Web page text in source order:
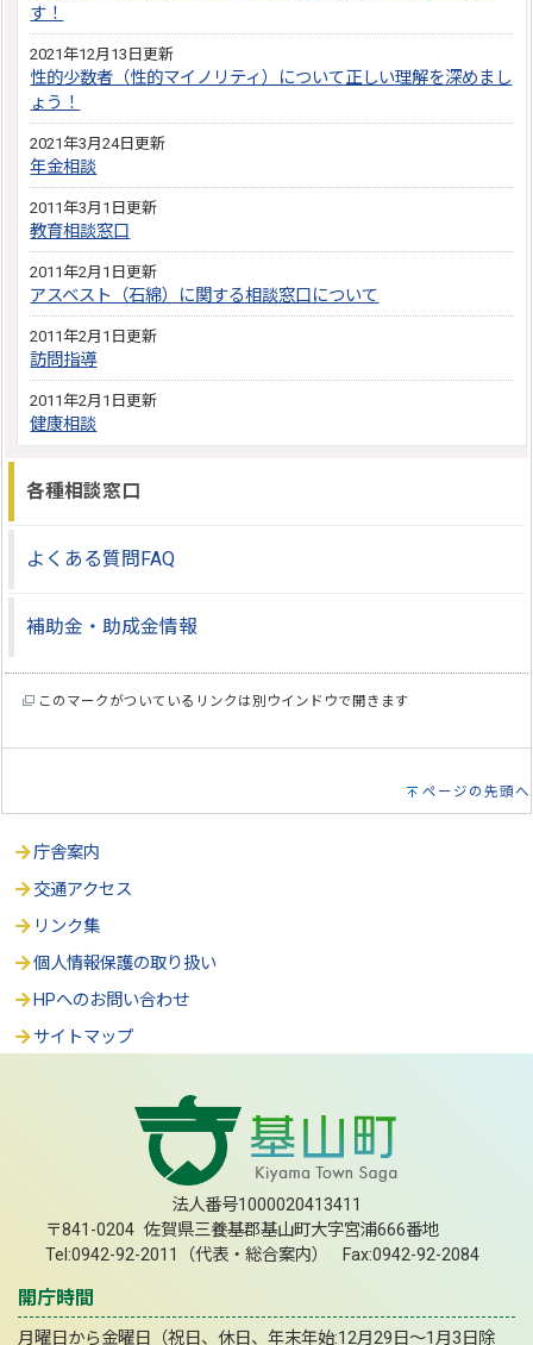
す！
2021年12月13日更新
性的少数者（性的マイノリティ）について正しい理解を深めまし
ょう！
2021年3月24日更新
年金相談
2011年3月1日更新
教育相談窓口
2011年2月1日更新
アスベスト（石綿）に関する相談窓口について
2011年2月1日更新
訪問指導
2011年2月1日更新
健康相談
各種相談窓口
よくある質問FAQ
補助金・助成金情報
このマークがついているリンクは別ウインドウで開きます
ページの先頭へ
庁舎案内
交通アクセス
リンク集
個人情報保護の取り扱い
HPへのお問い合わせ
サイトマップ
法人番号1000020413411
〒841-0204 佐賀県三養基郡基山町大字宮浦666番地
Tel:0942-92-2011（代表・総合案内） Fax:0942-92-2084
開庁時間
月曜日から金曜日（祝日、休日、年末年始:12月29日～1月3日除